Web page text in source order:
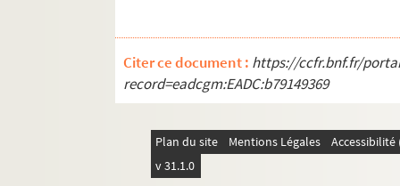
Citer ce document : https://ccfr.bnf.fr/
record=eadcgm:EADC:b79149369
Plan du site Mentions Légales
v 31.1.0